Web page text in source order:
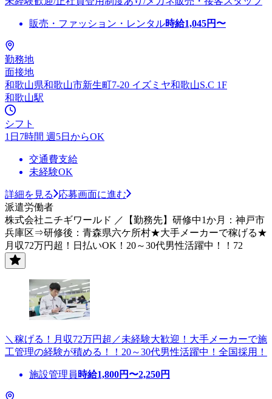
販売・ファッション・レンタル時給1,045円〜
勤務地
面接地
和歌山県和歌山市新生町7-20 イズミヤ和歌山S.C 1F
和歌山駅
シフト
1日7時間 週5日からOK
交通費支給
未経験OK
詳細を見る
応募画面に進む
派遣労働者
株式会社ニチギワールド ／【勤務先】研修中1か月：神戸市
兵庫区⇒研修後：青森県六ケ所村★大手メーカーで稼げる★
月収72万円超！日払いOK！20～30代男性活躍中！！72
＼稼げる！月収72万円超／未経験大歓迎！大手メーカーで施
工管理の経験が積める！！20～30代男性活躍中！全国採用！
施設管理員 時給1,800円〜2,250円